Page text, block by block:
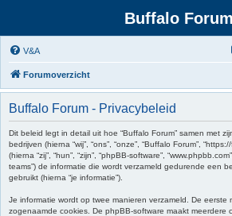
Buffalo Forum
V&A
Forumoverzicht
Buffalo Forum - Privacybeleid
Dit beleid legt in detail uit hoe “Buffalo Forum” samen met
bedrijven (hierna “wij”, “ons”, “onze”, “Buffalo Forum”,
(hierna “zij”, “hun”, “zijn”, “phpBB-software”,
teams”) de informatie die wordt verzameld gedurende een
gebruikt (hierna “je informatie”).
Je informatie wordt op twee manieren verzameld. De eerste
zogenaamde cookies. De phpBB-software maakt meerdere